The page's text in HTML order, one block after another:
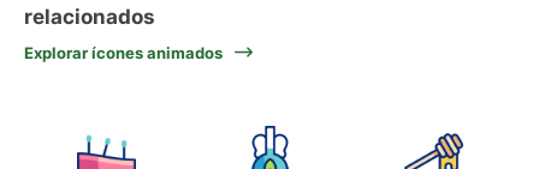
relacionados
Explorar ícones animados